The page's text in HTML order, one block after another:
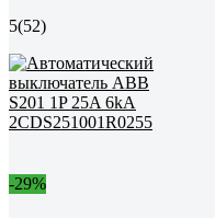
5(52)
-29%